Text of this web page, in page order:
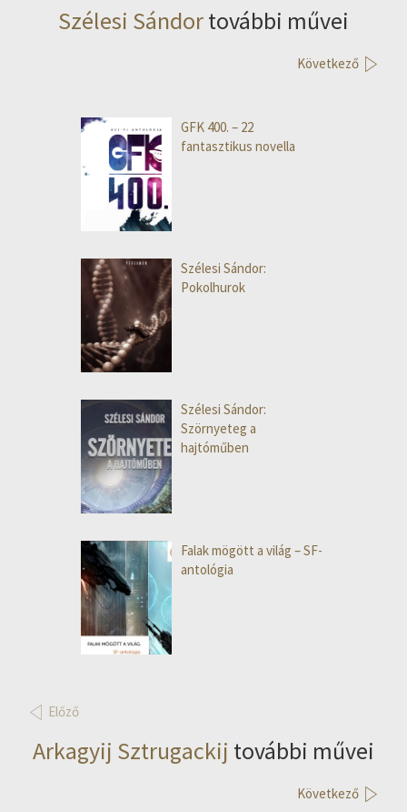
Szélesi Sándortovábbi művei
Következő
GFK 400. – 22
fantasztikus novella
Szélesi Sándor:
Pokolhurok
Szélesi Sándor:
Szörnyeteg a
hajtóműben
Falak mögött a világ – SF-
antológia
Előző
Arkagyij Sztrugackij további művei
Következő